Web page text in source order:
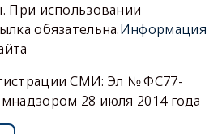
При использовании
обязательна.Информация
СМИ: Эл № ФС77-
28 июля 2014 года